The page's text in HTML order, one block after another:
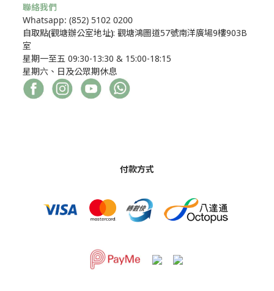
聯絡我們
Whatsapp: (852) 5102 0200
自取點(觀塘辦公室地址): 觀塘鴻圖道57號南洋廣場9樓903B
室
星期一至五 09:30-13:30 & 15:00-18:15
星期六、日及公眾期休息
付款方式